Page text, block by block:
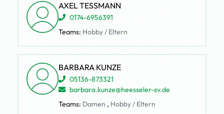
AXEL TESSMANN
0174-6956391
Teams: Hobby / Eltern
BARBARA KUNZE
05136-873321
barbara.kunze@heesseler-sv.de
Teams: Damen , Hobby / Eltern